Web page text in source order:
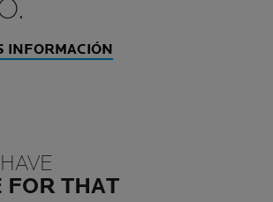
INFORMACIÓN
FOR THAT